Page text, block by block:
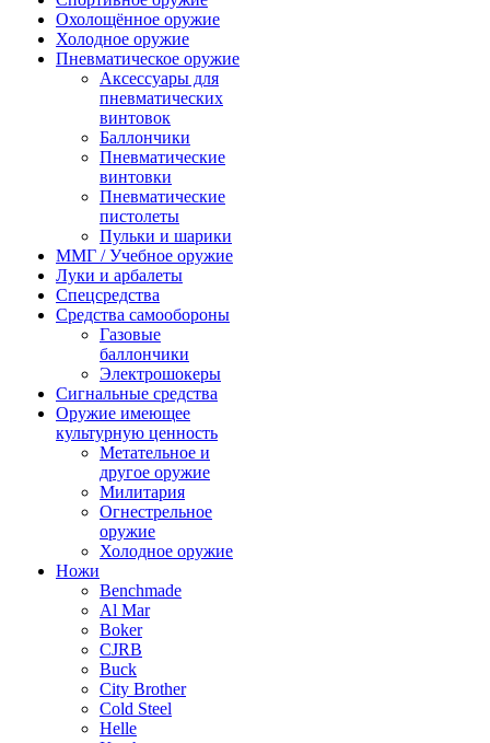
Охолощённое оружие
Холодное оружие
Пневматическое оружие
Аксессуары для
пневматических
винтовок
Баллончики
Пневматические
винтовки
Пневматические
пистолеты
Пульки и шарики
ММГ / Учебное оружие
Луки и арбалеты
Спецсредства
Средства самообороны
Газовые
баллончики
Электрошокеры
Сигнальные средства
Оружие имеющее
культурную ценность
Метательное и
другое оружие
Милитария
Огнестрельное
оружие
Холодное оружие
Ножи
Benchmade
Al Mar
Boker
CJRB
Buck
City Brother
Cold Steel
Helle